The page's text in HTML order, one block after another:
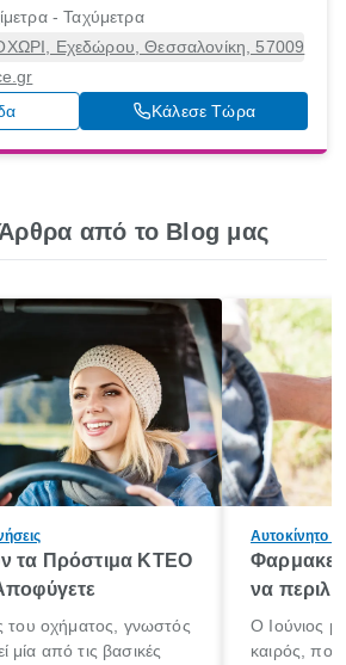
- Ταχύμετρα
Εχεδώρου, Θεσσαλονίκη, 57009
Κάλεσε Τώρα
από το Blog μας
τα Πρόστιμα ΚΤΕΟ
του οχήματος, γνωστός
από τις βασικές
Αυτοκίνητο -
να
Ο Ιούνιος
καιρός, που